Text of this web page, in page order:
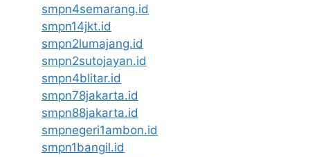
smpn4semarang.id
smpn14jkt.id
smpn2lumajang.id
smpn2sutojayan.id
smpn4blitar.id
smpn78jakarta.id
smpn88jakarta.id
smpnegeri1ambon.id
smpn1bangil.id